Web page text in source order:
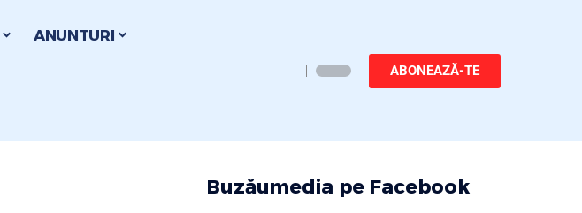
ANUNTURI
ABONEAZĂ-TE
Buzăumedia pe Facebook